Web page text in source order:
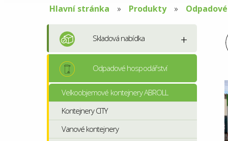
Hlavní stránka Produkty
Skladová nabídka
Odpadové hospodářství
Velkoobjemové kontejnery ABROLL
Kontejnery CITY
Vanové kontejnery